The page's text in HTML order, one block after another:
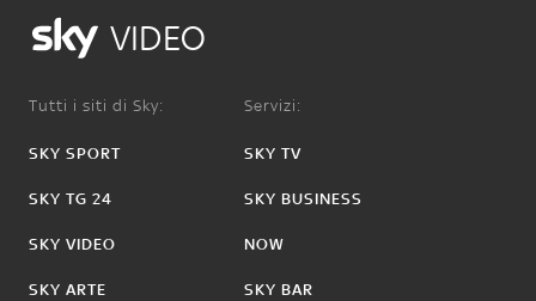
VIDEO
Tutti i siti di Sky:
SKY SPORT
SKY TG 24
SKY VIDEO
SKY ARTE
Servizi:
SKY TV
SKY BUSINESS
NOW
SKY BAR